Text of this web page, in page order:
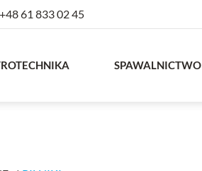
+48 61 833 02 45
SPAWALNICTWO